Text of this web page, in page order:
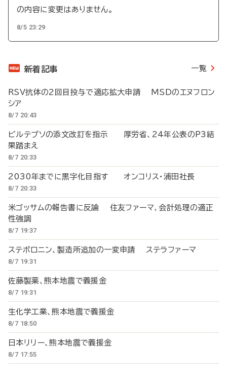
の内容に変更はありません。
8/5 23:29
新着記事 一覧
RSV抗体の2回目投与で適応拡大申請 MSDのエヌフロン
シア
8/7 20:43
ビルテプソの添文改訂を指示 厚労省、24年公表のP3結
果踏まえ
8/7 20:33
2030年までに黒字化目指す オンコリス・浦田社長
8/7 20:33
米ゴッサムの報告書に反論 住友ファーマ、会計処理の適正
性強調
8/7 19:37
ステボロニン、製造所追加の一変申請 ステラファーマ
8/7 19:31
佐藤製薬、熊本地震で義援金
8/7 19:31
生化学工業、熊本地震で義援金
8/7 18:50
日本リリー、熊本地震で義援金
8/7 17:55